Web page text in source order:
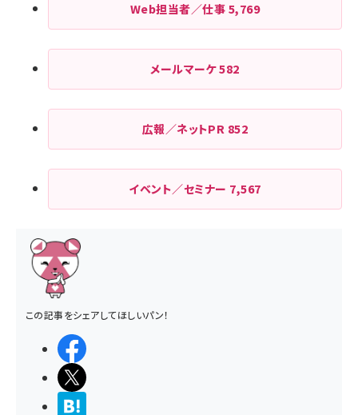
Web担当者／仕事 5,769
メールマーケ582
広報／ネットPR 852
イベント／セミナー 7,567
この記事をシェアしてほしいパン！